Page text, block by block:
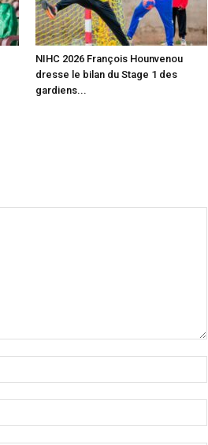
‎NIHC 2026 François Hounvenou
dresse le bilan du Stage 1 des
gardiens...